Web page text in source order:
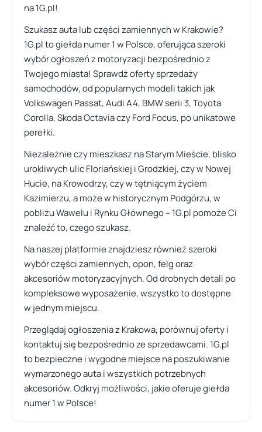
na 1G.pl!
Szukasz auta lub części zamiennych w Krakowie?
1G.pl to giełda numer 1 w Polsce, oferująca szeroki
wybór ogłoszeń z motoryzacji bezpośrednio z
Twojego miasta! Sprawdź oferty sprzedaży
samochodów, od popularnych modeli takich jak
Volkswagen Passat, Audi A4, BMW serii 3, Toyota
Corolla, Skoda Octavia czy Ford Focus, po unikatowe
perełki.
Niezależnie czy mieszkasz na Starym Mieście, blisko
urokliwych ulic Floriańskiej i Grodzkiej, czy w Nowej
Hucie, na Krowodrzy, czy w tętniącym życiem
Kazimierzu, a może w historycznym Podgórzu, w
pobliżu Wawelu i Rynku Głównego – 1G.pl pomoże Ci
znaleźć to, czego szukasz.
Na naszej platformie znajdziesz również szeroki
wybór części zamiennych, opon, felg oraz
akcesoriów motoryzacyjnych. Od drobnych detali po
kompleksowe wyposażenie, wszystko to dostępne
w jednym miejscu.
Przeglądaj ogłoszenia z Krakowa, porównuj oferty i
kontaktuj się bezpośrednio ze sprzedawcami. 1G.pl
to bezpieczne i wygodne miejsce na poszukiwanie
wymarzonego auta i wszystkich potrzebnych
akcesoriów. Odkryj możliwości, jakie oferuje giełda
numer 1 w Polsce!